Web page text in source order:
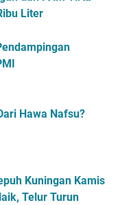
Liter
Hawa Nafsu?
Kuningan Kamis
Telur Turun